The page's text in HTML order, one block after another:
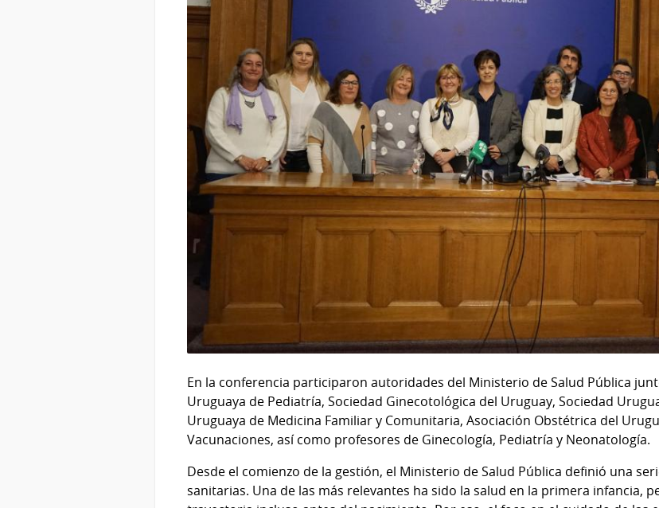
En la conferencia participaron autoridades del Ministerio de Salud Pública
Uruguaya de Pediatría, Sociedad Ginecotológica del Uruguay, Sociedad
Uruguaya de Medicina Familiar y Comunitaria, Asociación Obstétrica del
Vacunaciones, así como profesores de Ginecología, Pediatría y Neonatología.
Desde el comienzo de la gestión, el Ministerio de Salud Pública definió una
sanitarias. Una de las más relevantes ha sido la salud en la primera infancia,